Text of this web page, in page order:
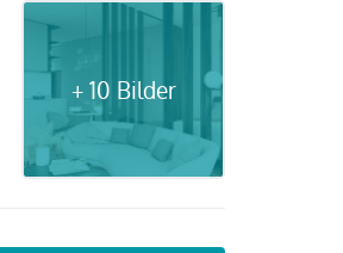
+ 10 Bilder